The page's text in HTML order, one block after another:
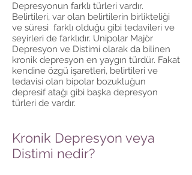
Depresyonun farklı türleri vardır.
Belirtileri, var olan belirtilerin birlikteliği
ve süresi farklı olduğu gibi tedavileri ve
seyirleri de farklıdır. Unipolar Majör
Depresyon ve Distimi olarak da bilinen
kronik depresyon en yaygın türdür. Fakat
kendine özgü işaretleri, belirtileri ve
tedavisi olan bipolar bozukluğun
depresif atağı gibi başka depresyon
türleri de vardır.
Kronik Depresyon veya
Distimi nedir?